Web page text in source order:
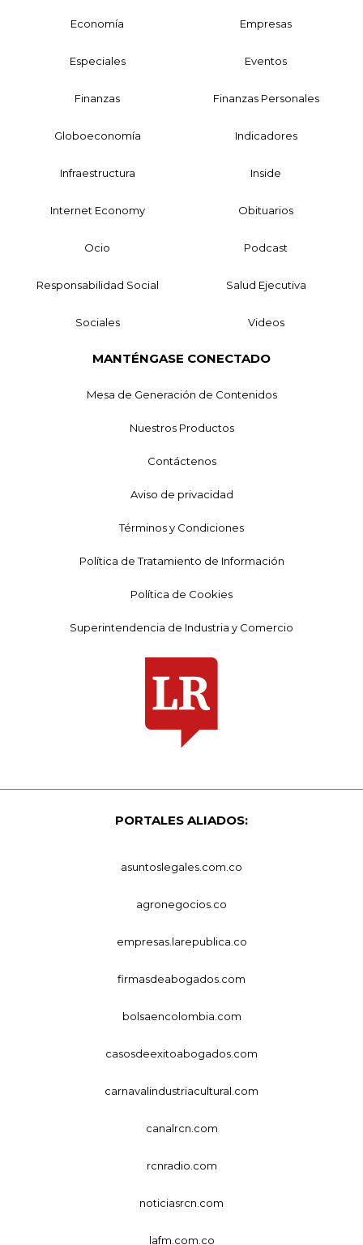
Economía Empresas
Especiales Eventos
Finanzas Finanzas Personales
Globoeconomía Indicadores
Infraestructura Inside
Internet Economy Obituarios
Ocio Podcast
Responsabilidad Social Salud Ejecutiva
Sociales Videos
MANTÉNGASE CONECTADO
Mesa de Generación de Contenidos
Nuestros Productos
Contáctenos
Aviso de privacidad
Términos y Condiciones
Política de Tratamiento de Información
Política de Cookies
Superintendencia de Industria y Comercio
PORTALES ALIADOS:
asuntoslegales.com.co
agronegocios.co
empresas.larepublica.co
firmasdeabogados.com
bolsaencolombia.com
casosdeexitoabogados.com
carnavalindustriacultural.com
canalrcn.com
rcnradio.com
noticiasrcn.com
lafm.com.co